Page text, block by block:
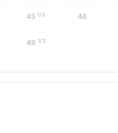
451/3 46
49 1/3